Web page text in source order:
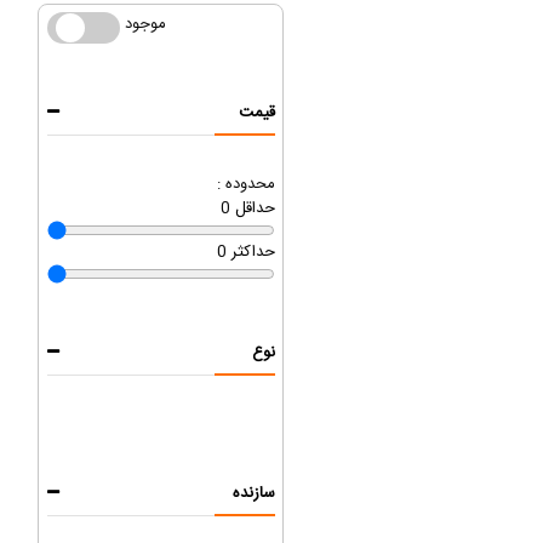
موجود موجود
قیمت
محدوده :
0 حداقل
0 حداکثر
نوع
سازنده